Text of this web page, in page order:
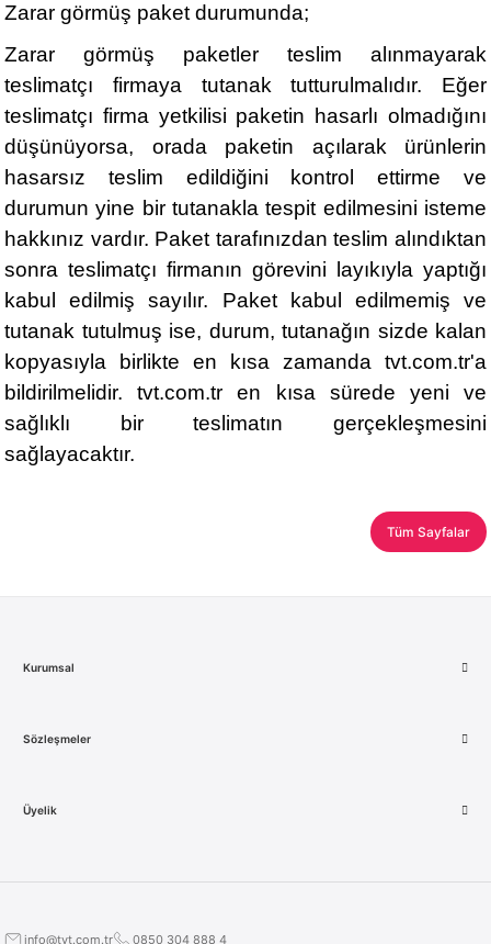
Zarar görmüş paket durumunda;
Zarar görmüş paketler teslim alınmayarak
teslimatçı firmaya tutanak tutturulmalıdır. Eğer
teslimatçı firma yetkilisi paketin hasarlı olmadığını
düşünüyorsa, orada paketin açılarak ürünlerin
hasarsız teslim edildiğini kontrol ettirme ve
durumun yine bir tutanakla tespit edilmesini isteme
hakkınız vardır. Paket tarafınızdan teslim alındıktan
sonra teslimatçı firmanın görevini layıkıyla yaptığı
kabul edilmiş sayılır. Paket kabul edilmemiş ve
tutanak tutulmuş ise, durum, tutanağın sizde kalan
kopyasıyla birlikte en kısa zamanda tvt.com.tr'a
bildirilmelidir. tvt.com.tr en kısa sürede yeni ve
sağlıklı bir teslimatın gerçekleşmesini
sağlayacaktır.
Tüm Sayfalar
Kurumsal
Sözleşmeler
Üyelik
info@tvt.com.tr 0850 304 888 4